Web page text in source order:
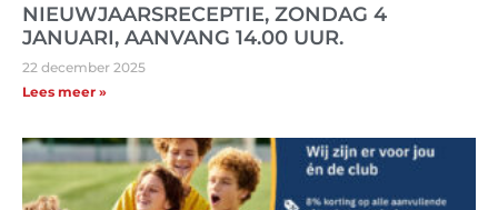
NIEUWJAARSRECEPTIE, ZONDAG 4
JANUARI, AANVANG 14.00 UUR.
22 december 2025
Lees meer »